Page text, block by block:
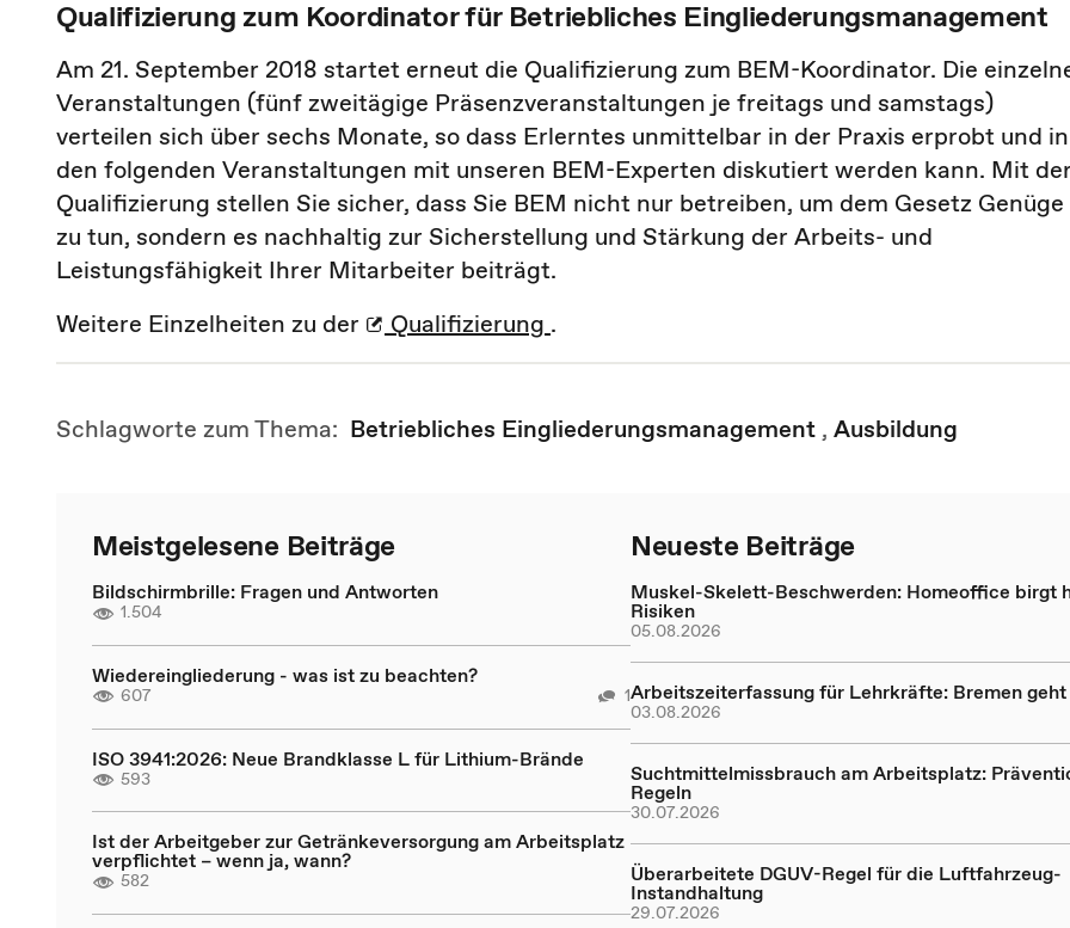
Qualifizierung zum Koordinator für Betriebliches Eingliederungsmanagement
Am 21. September 2018 startet erneut die Qualifizierung zum BEM-Koordinator. Die
Veranstaltungen (fünf zweitägige Präsenzveranstaltungen je freitags und samstags)
verteilen sich über sechs Monate, so dass Erlerntes unmittelbar in der Praxis erprobt und in
den folgenden Veranstaltungen mit unseren BEM-Experten diskutiert werden kann. Mit der
Qualifizierung stellen Sie sicher, dass Sie BEM nicht nur betreiben, um dem Gesetz Genüge
zu tun, sondern es nachhaltig zur Sicherstellung und Stärkung der Arbeits- und
Leistungsfähigkeit Ihrer Mitarbeiter beiträgt.
Weitere Einzelheiten zu der
Qualifizierung .
Schlagworte zum Thema: Betriebliches Eingliederungsmanagement , Ausbildung
Meistgelesene Beiträge
Bildschirmbrille: Fragen und Antworten
1.504
Wiedereingliederung - was ist zu beachten?
607 1
ISO 3941:2026: Neue Brandklasse L für Lithium-Brände
593
Ist der Arbeitgeber zur Getränkeversorgung am Arbeitsplatz
verpflichtet – wenn ja, wann?
582
Neueste Beiträge
Muskel-Skelett-Beschwerden: Homeoffice birgt
Risiken
05.08.2026
Arbeitszeiterfassung für Lehrkräfte: Bremen geht
03.08.2026
Suchtmittelmissbrauch am Arbeitsplatz:
Regeln
30.07.2026
Überarbeitete DGUV-Regel für die Luftfahrzeug-
Instandhaltung
29.07.2026